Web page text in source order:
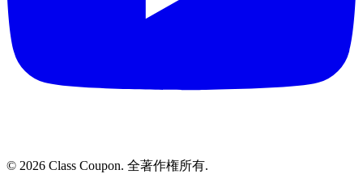
© 2026 Class Coupon. 全著作権所有.